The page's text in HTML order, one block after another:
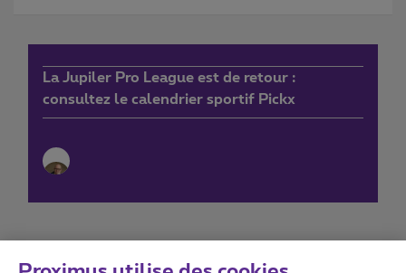
La Jupiler Pro League est de retour :
consultez le calendrier sportif Pickx